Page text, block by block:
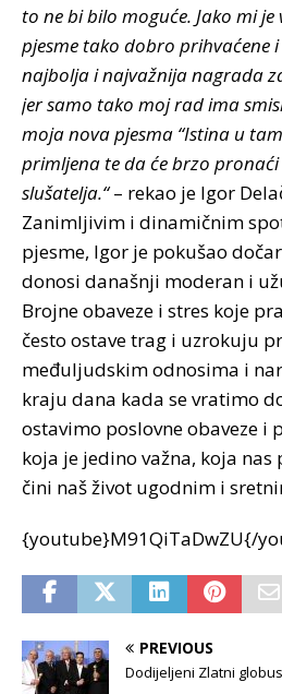
to ne bi bilo moguće. Jako mi
pjesme tako dobro prihvaćene
najbolja i najvažnija nagrada
jer samo tako moj rad ima
moja nova pjesma “Istina u
primljena te da će brzo
slušatelja.“– rekao je Igor
Zanimljivim i dinamičnim
pjesme, Igor je pokušao
donosi današnji moderan i
Brojne obaveze i stres koje
često ostave trag i uzrokuju
međuljudskim odnosima i
kraju dana kada se vratimo
ostavimo poslovne obaveze i
koja je jedino važna, koja nas
čini naš život ugodnim i
{youtube}M91QiTaDwZU{/
PREVIOUS
Dodijeljeni Zlatni